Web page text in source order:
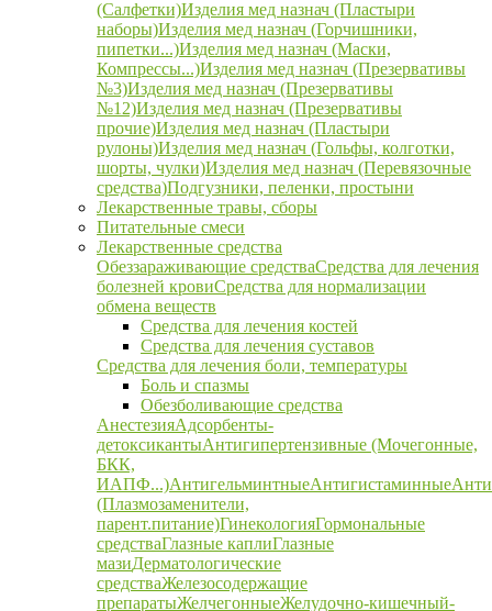
(Салфетки)Изделия мед назнач (Пластыри
наборы)Изделия мед назнач (Горчишники,
пипетки...)Изделия мед назнач (Маски,
Компрессы...)Изделия мед назнач (Презервативы
№3)Изделия мед назнач (Презервативы
№12)Изделия мед назнач (Презервативы
прочие)Изделия мед назнач (Пластыри
рулоны)Изделия мед назнач (Гольфы, колготки,
шорты, чулки)Изделия мед назнач (Перевязочные
средства)Подгузники, пеленки, простыни
Лекарственные травы, сборы
Питательные смеси
Лекарственные средства
Обеззараживающие средстваСредства для лечения
болезней кровиСредства для нормализации
обмена веществ
Средства для лечения костей
Средства для лечения суставов
Средства для лечения боли, температуры
Боль и спазмы
Обезболивающие средства
АнестезияАдсорбенты-
детоксикантыАнтигипертензивные (Мочегонные,
БКК,
ИАПФ...)АнтигельминтныеАнтигистаминные
(Плазмозаменители,
парент.питание)ГинекологияГормональные
средстваГлазные каплиГлазные
мазиДерматологические
средстваЖелезосодержащие
препаратыЖелчегонныеЖелудочно-кишечный-